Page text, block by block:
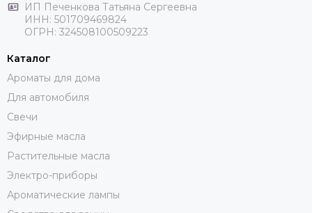
ИП Печенкова Татьяна Сергеевна
ИНН: 501709469824
ОГРН: 324508100509223
Каталог
Ароматы для дома
Для автомобиля
Свечи
Эфирные масла
Растительные масла
Электро-приборы
Ароматические лампы